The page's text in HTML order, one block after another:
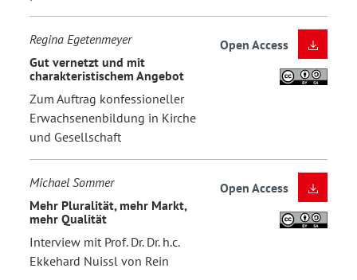
Regina Egetenmeyer
Gut vernetzt und mit
charakteristischem Angebot
Zum Auftrag konfessioneller
Erwachsenenbildung in Kirche
und Gesellschaft
Open Access
Michael Sommer
Mehr Pluralität, mehr Markt,
mehr Qualität
Interview mit Prof. Dr. Dr. h.c.
Ekkehard Nuissl von Rein
Open Access